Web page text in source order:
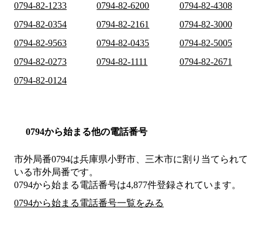
0794-82-1233
0794-82-6200
0794-82-4308
0794-82-0354
0794-82-2161
0794-82-3000
0794-82-9563
0794-82-0435
0794-82-5005
0794-82-0273
0794-82-1111
0794-82-2671
0794-82-0124
0794から始まる他の電話番号
市外局番0794は兵庫県小野市、三木市に割り当てられて
いる市外局番です。
0794から始まる電話番号は4,877件登録されています。
0794から始まる電話番号一覧をみる